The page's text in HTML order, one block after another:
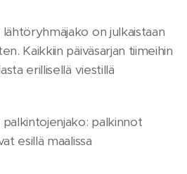
on julkaistaan
Kaikkiin päiväsarjan tiimeihin
erillisellä viestillä
palkinnot
esillä maalissa